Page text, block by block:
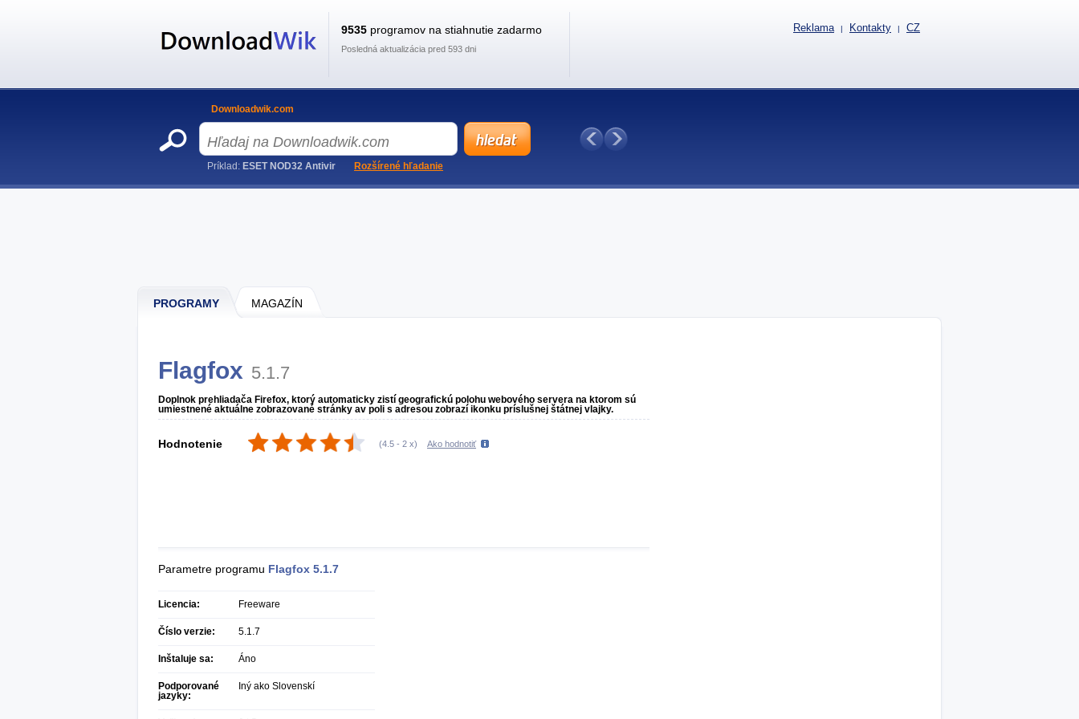
PROGRAMY MAGAZÍN
Flagfox 5.1.7
Doplnok prehliadača Firefox, ktorý automaticky zistí geografickú polohu webového servera na ktorom sú
umiestnené aktuálne zobrazované stránky av poli s adresou zobrazí ikonku príslušnej štátnej vlajky.
Hodnotenie (4.5 - 2 x) Ako hodnotiť
Parametre programu Flagfox 5.1.7
Licencia: Freeware
Číslo verzie: 5.1.7
Inštaluje sa: Áno
Podporované
jazyky:
Iný ako Slovenskí
9535 programov na stiahnutie zadarmo
Posledná aktualizácia pred 593 dni
Reklama | Kontakty | CZ
Downloadwik.com
Príklad: ESET NOD32 Antivir Rozšírené hľadanie